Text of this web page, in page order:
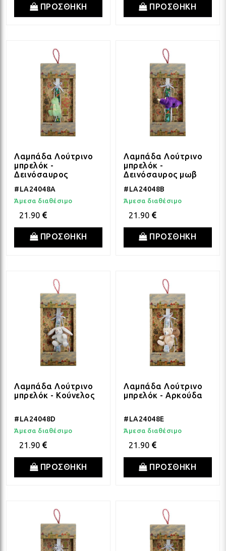
ΠΡΟΣΘΗΚΗ ΠΡΟΣΘΗΚΗ
Λαμπάδα Λούτρινο
μπρελόκ -
Δεινόσαυρος
#LA24048A
Άμεσα διαθέσιμο
21.90
ΠΡΟΣΘΗΚΗ
Λαμπάδα Λούτρινο
μπρελόκ -
Δεινόσαυρος μωβ
#LA24048B
Άμεσα διαθέσιμο
21.90
ΠΡΟΣΘΗΚΗ
Λαμπάδα Λούτρινο
μπρελόκ - Κούνελος
#LA24048D
Άμεσα διαθέσιμο
21.90
ΠΡΟΣΘΗΚΗ
Λαμπάδα Λούτρινο
μπρελόκ - Αρκούδα
#LA24048E
Άμεσα διαθέσιμο
21.90
ΠΡΟΣΘΗΚΗ